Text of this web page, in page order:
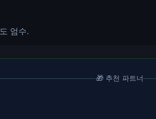
엄수.
🎁 추천 파트너